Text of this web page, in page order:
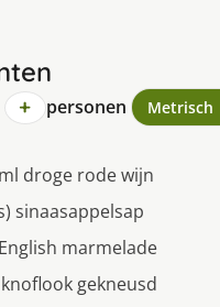
+ personen Metrisch
droge rode wijn
sinaasappelsap
marmelade
gekneusd